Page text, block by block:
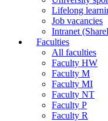
Lifelong
Job vacancies
Intranet
Faculties
All faculties
Faculty HW
Faculty M
Faculty MI
Faculty NT
Faculty P
Faculty R